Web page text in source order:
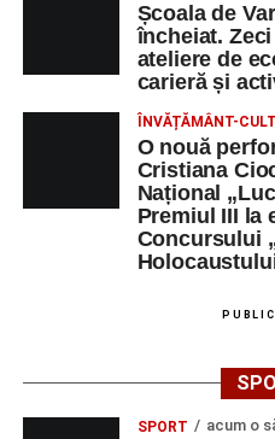
Școala de
încheiat.
ateliere de
carieră și
ÎNVĂȚĂMÂNT-
O nouă
Cristiana
Național
Premiul III la
Concursului
SPORT acum o